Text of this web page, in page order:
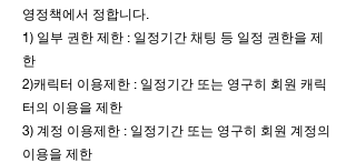
영정책에서 정합니다.
1) 일부 권한 제한 : 일정기간 채팅 등 일정 권한을 제
한
2)캐릭터 이용제한 : 일정기간 또는 영구히 회원 캐릭
터의 이용을 제한
3) 계정 이용제한 : 일정기간 또는 영구히 회원 계정의
이용을 제한